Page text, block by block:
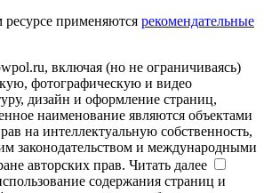
применяются рекомендательные
включая (но не ограничиваясь)
фотографическую и видео
дизайн и оформление страниц,
наименование являются объектами
на интеллектуальную собственность,
законодательством и международными
авторских прав. Читать далее
содержания страниц и